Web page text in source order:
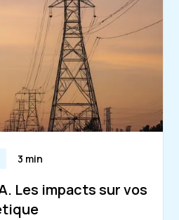
3 min
Les impacts sur vos